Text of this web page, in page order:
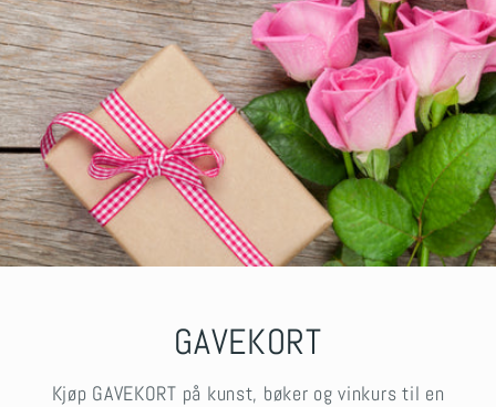
GAVEKORT
Kjøp GAVEKORT på kunst, bøker og vinkurs til en